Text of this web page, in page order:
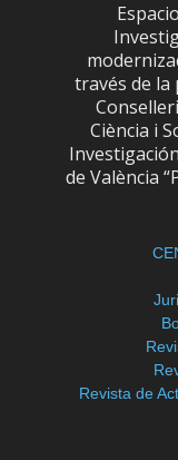
través de la
Ciència i
de València
Revista de